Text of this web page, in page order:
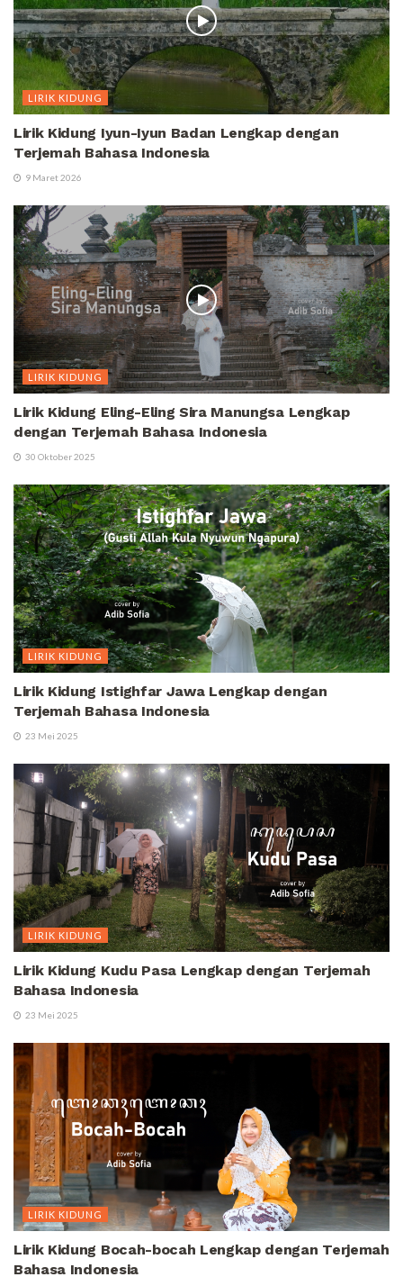
LIRIK KIDUNG
Lirik Kidung Iyun-Iyun Badan Lengkap dengan
Terjemah Bahasa Indonesia
9 Maret 2026
LIRIK KIDUNG
Lirik Kidung Eling-Eling Sira Manungsa Lengkap
dengan Terjemah Bahasa Indonesia
30 Oktober 2025
LIRIK KIDUNG
Lirik Kidung Istighfar Jawa Lengkap dengan
Terjemah Bahasa Indonesia
23 Mei 2025
LIRIK KIDUNG
Lirik Kidung Kudu Pasa Lengkap dengan Terjemah
Bahasa Indonesia
23 Mei 2025
LIRIK KIDUNG
Lirik Kidung Bocah-bocah Lengkap dengan Terjemah
Bahasa Indonesia